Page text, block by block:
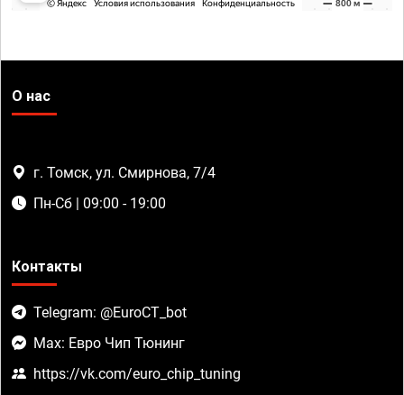
О нас
г. Томск, ул. Смирнова, 7/4
Пн-Сб | 09:00 - 19:00
Контакты
Telegram: @EuroCT_bot
Max: Евро Чип Тюнинг
https://vk.com/euro_chip_tuning